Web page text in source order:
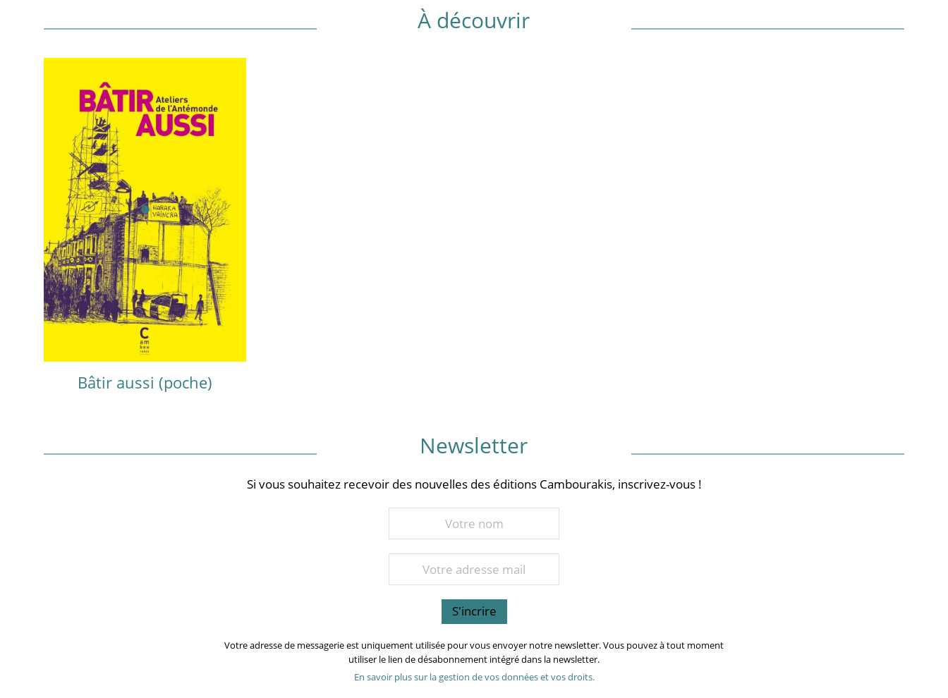
À découvrir
Bâtir aussi (poche)
Newsletter
Si vous souhaitez recevoir des nouvelles des éditions Cambourakis, inscrivez-vous !
Votre adresse de messagerie est uniquement utilisée pour vous envoyer notre newsletter. Vous pouvez à tout moment
utiliser le lien de désabonnement intégré dans la newsletter.
En savoir plus sur la gestion de vos données et vos droits.